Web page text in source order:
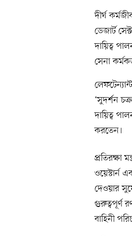
দীর্ঘ
ডেজার্ট
দায়িত্ব
সেনা
‘সুদর্শন
দায়িত্ব
করতেন।
প্রতিরক্ষা
ওয়েস্টার্ন
দেওয়ার
গুরুত্বপূর্ণ
বাহিনী